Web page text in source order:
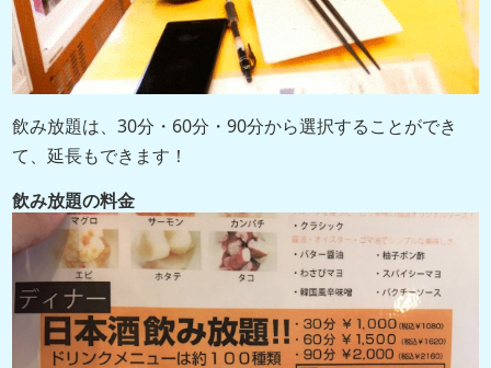
飲み放題は、30分・60分・90分から選択することができ
て、延長もできます！
飲み放題の料金